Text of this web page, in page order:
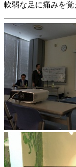
軟弱な足に痛みを覚